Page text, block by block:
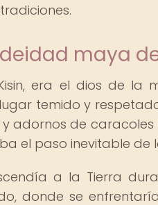
maya
era el dios de la
temido y
adornos de caracoles
el paso inevitable de
a la Tierra
donde se